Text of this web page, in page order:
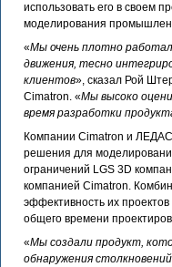
использовать его в своем
моделирования
«Мы очень плотно
движения, тесно
клиентов», сказал Рой
Cimatron. «Мы высоко
время разработки
Компании Cimatron и ЛЕДАС
решения для
ограничений LGS 3D
компанией Cimatron.
эффективность их
общего времени
«Мы создали продукт,
обнаружения